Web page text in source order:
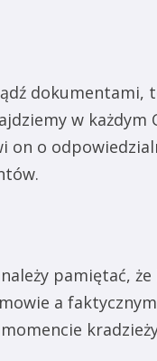
w każdym
o
pamiętać, że
a